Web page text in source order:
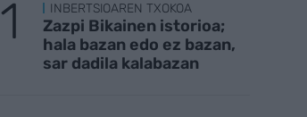
INBERTSIOAREN TXOKOA
Zazpi Bikainen istorioa;
hala bazan edo ez bazan,
sar dadila kalabazan